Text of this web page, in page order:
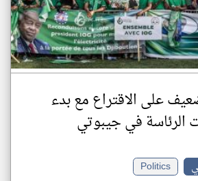
على الاقتراع مع بدء
الرئاسة في جيبوتي
Politics